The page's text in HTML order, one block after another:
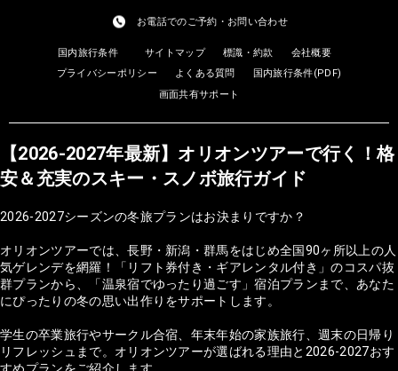
お電話でのご予約・お問い合わせ
国内旅行条件 サイトマップ 標識・約款
会社概要
プライバシーポリシー
よくある質問
国内旅行条件(PDF)
画面共有サポート
【2026-2027年最新】オリオンツアーで行く！格
安＆充実のスキー・スノボ旅行ガイド
2026-2027シーズンの冬旅プランはお決まりですか？
オリオンツアーでは、長野・新潟・群馬をはじめ全国90ヶ所以上の人
気ゲレンデを網羅！「リフト券付き・ギアレンタル付き」のコスパ抜
群プランから、「温泉宿でゆったり過ごす」宿泊プランまで、あなた
にぴったりの冬の思い出作りをサポートします。
学生の卒業旅行やサークル合宿、年末年始の家族旅行、週末の日帰り
リフレッシュまで。オリオンツアーが選ばれる理由と2026-2027おす